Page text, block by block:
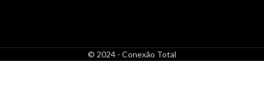
© 2024 - Conexão Total